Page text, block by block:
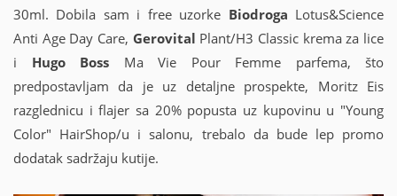
30ml. Dobila sam i free uzorke Biodroga Lotus&Science
Anti Age Day Care, Gerovital Plant/H3 Classic krema za lice
i Hugo Boss Ma Vie Pour Femme parfema, što
predpostavljam da je uz detaljne prospekte, Moritz Eis
razglednicu i flajer sa 20% popusta uz kupovinu u "Young
Color" HairShop/u i salonu, trebalo da bude lep promo
dodatak sadržaju kutije.